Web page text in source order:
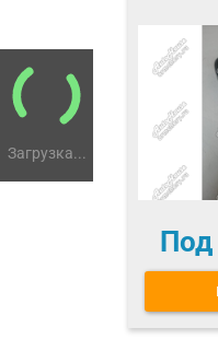
Загрузка...
Под